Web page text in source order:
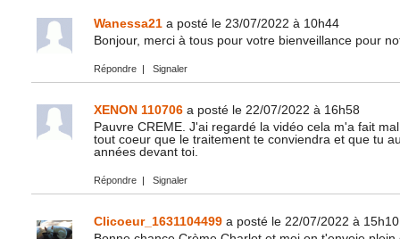
Wanessa21 a posté le 23/07/2022 à 10h44
Bonjour, merci à tous pour votre bienveillance pour
Répondre | Signaler
XENON 110706 a posté le 22/07/2022 à 16h58
Pauvre CREME. J'ai regardé la vidéo cela m'a fait
tout coeur que le traitement te conviendra et que tu
années devant toi.
Répondre | Signaler
Clicoeur_1631104499 a posté le 22/07/2022 à 15h10